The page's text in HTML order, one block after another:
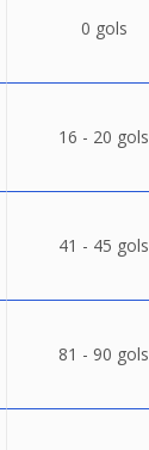
0 gols
16 - 20 gols
41 - 45 gols
81 - 90 gols